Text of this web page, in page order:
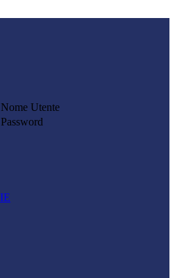
Nome Utente
Password